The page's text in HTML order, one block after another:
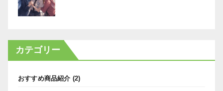
カテゴリー
おすすめ商品紹介 (2)